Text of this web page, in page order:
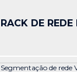
DE REDE